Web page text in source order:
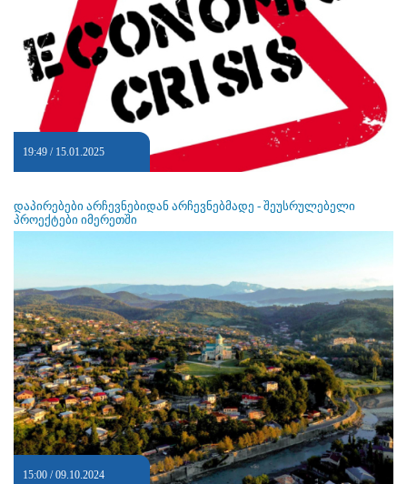
19:49 / 15.01.2025
დაპირებები არჩევნებიდან არჩევნებმადე - შეუსრულებელი
პროექტები იმერეთში
15:00 / 09.10.2024